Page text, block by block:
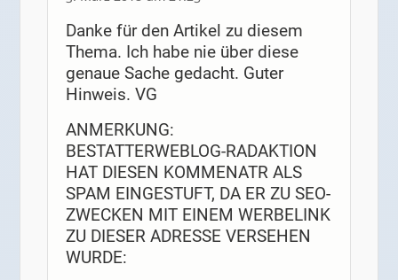
Danke für den Artikel zu diesem
Thema. Ich habe nie über diese
genaue Sache gedacht. Guter
Hinweis. VG
ANMERKUNG:
BESTATTERWEBLOG-RADAKTION
HAT DIESEN KOMMENATR ALS
SPAM EINGESTUFT, DA ER ZU SEO-
ZWECKEN MIT EINEM WERBELINK
ZU DIESER ADRESSE VERSEHEN
WURDE: